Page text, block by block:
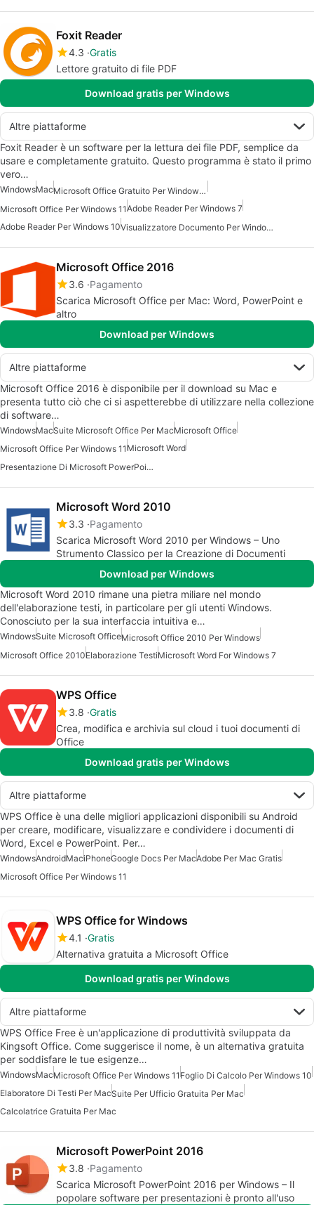
Foxit Reader
4.3 Gratis
Lettore gratuito di file PDF
Download gratis per Windows
Altre piattaforme
Foxit Reader è un software per la lettura dei file PDF, semplice da
usare e completamente gratuito. Questo programma è stato il primo
vero…
WindowsMac
Microsoft Office Gratuito Per Windows 7
Microsoft Office Per Windows 11 Adobe Reader Per Windows 7
Adobe Reader Per Windows 10
Visualizzatore Documento Per Windows 7
Microsoft Office 2016
3.6 Pagamento
Scarica Microsoft Office per Mac: Word, PowerPoint e
altro
Download per Windows
Altre piattaforme
Microsoft Office 2016 è disponibile per il download su Mac e
presenta tutto ciò che ci si aspetterebbe di utilizzare nella collezione
di software…
WindowsMacSuite Microsoft Office Per MacMicrosoft Office
Microsoft Office Per Windows 11 Microsoft Word
Presentazione Di Microsoft PowerPoint Per Mac
Microsoft Word 2010
3.3 Pagamento
Scarica Microsoft Word 2010 per Windows – Uno
Strumento Classico per la Creazione di Documenti
Download per Windows
Microsoft Word 2010 rimane una pietra miliare nel mondo
dell'elaborazione testi, in particolare per gli utenti Windows.
Conosciuto per la sua interfaccia intuitiva e…
WindowsSuite Microsoft OfficeMicrosoft Office 2010 Per Windows
Microsoft Office 2010Elaborazione TestiMicrosoft Word For Windows 7
WPS Office
3.8 Gratis
Crea, modifica e archivia sul cloud i tuoi documenti di
Office
Download gratis per Windows
Altre piattaforme
WPS Office è una delle migliori applicazioni disponibili su Android
per creare, modificare, visualizzare e condividere i documenti di
Word, Excel e PowerPoint. Per…
WindowsAndroidMaciPhoneGoogle Docs Per MacAdobe Per Mac Gratis
Microsoft Office Per Windows 11
WPS Office for Windows
4.1 Gratis
Alternativa gratuita a Microsoft Office
Download gratis per Windows
Altre piattaforme
WPS Office Free è un'applicazione di produttività sviluppata da
Kingsoft Office. Come suggerisce il nome, è un alternativa gratuita
per soddisfare le tue esigenze…
WindowsMacMicrosoft Office Per Windows 11Foglio Di Calcolo Per Windows 10
Elaboratore Di Testi Per MacSuite Per Ufficio Gratuita Per Mac
Calcolatrice Gratuita Per Mac
Microsoft PowerPoint 2016
3.8 Pagamento
Scarica Microsoft PowerPoint 2016 per Windows – Il
popolare software per presentazioni è pronto all'uso